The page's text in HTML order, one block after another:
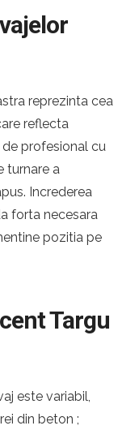
reprezinta cea
reflecta
profesional cu
turnare a
Increderea
forta necesara
pozitia pe
Targu
este variabil,
din beton ;